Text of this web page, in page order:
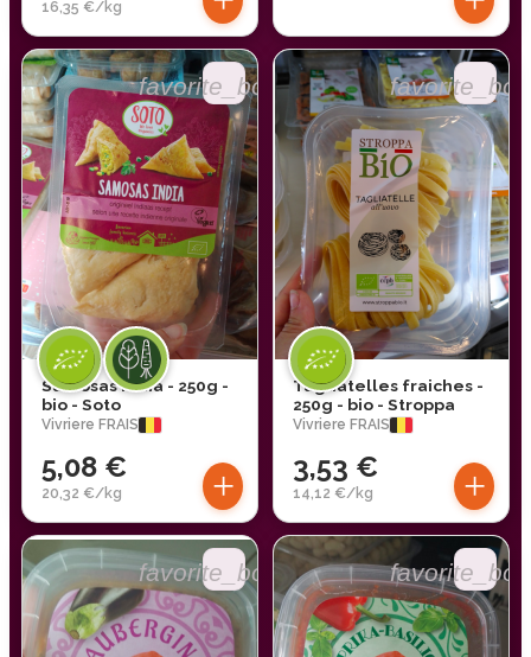
16,35 €/kg
favorite_border
Samosas india - 250g -
bio - Soto
Vivriere FRAIS
5,08 €
20,32 €/kg +
Tagliatelles fraiches -
250g - bio - Stroppa
Vivriere FRAIS
3,53 €
14,12 €/kg +
favorite_border